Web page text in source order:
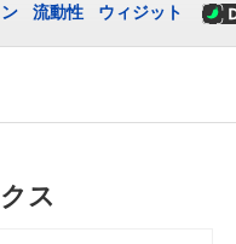
流動性 ウィジット
ス